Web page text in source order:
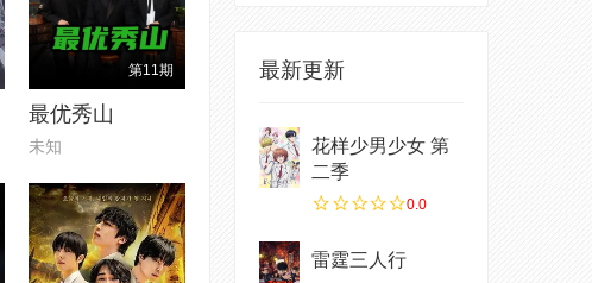
第11期
最优秀山
未知
最新更新
花样少男少女 第
二季
0.0
雷霆三人行